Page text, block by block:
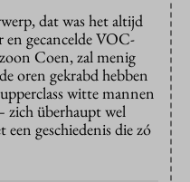
dat was het altijd
gecancelde VOC-
Coen, zal menig
oren gekrabd hebben
witte mannen
zich überhaupt wel
geschiedenis die zó